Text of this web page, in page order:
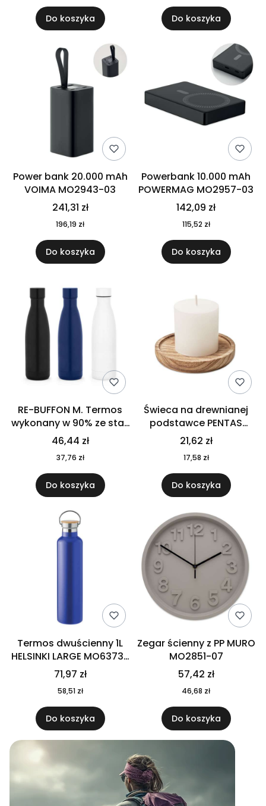
Do koszyka Do koszyka
Power bank 20.000 mAh
VOIMA MO2943-03
241,31 zł
196,19 zł
Do koszyka
Powerbank 10.000 mAh
POWERMAG MO2957-03
142,09 zł
115,52 zł
Do koszyka
RE-BUFFON M. Termos
wykonany w 90% ze stali
nierdzewnej
pochodzącej z
recyklingu 520 ml 94294
46,44 zł
37,76 zł
Do koszyka
Świeca na drewnianej
podstawce PENTAS
MO6282-40
21,62 zł
17,58 zł
Do koszyka
Termos dwuścienny 1L
HELSINKI LARGE MO6373-
04
71,97 zł
58,51 zł
Do koszyka
Zegar ścienny z PP MURO
MO2851-07
57,42 zł
46,68 zł
Do koszyka